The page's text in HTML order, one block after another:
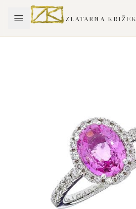
ZLATARNA KRIŽEK